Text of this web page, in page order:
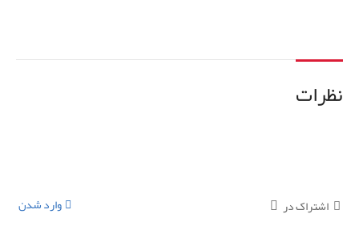
نظرات
اشتراک در وارد شدن